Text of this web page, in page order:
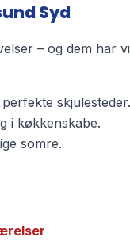
Syd
– og dem har
skjulesteder.
i køkkenskabe.
somre.